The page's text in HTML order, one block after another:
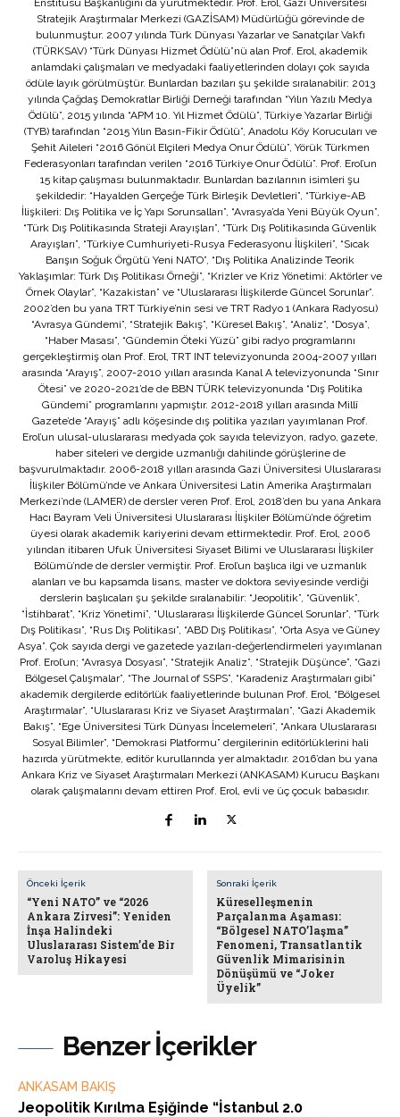
Benzer İçerikler
ANKASAM BAKIŞ
Jeopolitik Kırılma Eşiğinde “İstanbul 2.0
Stratejik Araştırmalar Merkezi (GAZİSAM) Müdürlüğü görevinde de
bulunmuştur. 2007 yılında Türk Dünyası Yazarlar ve Sanatçılar Vakfı
(TÜRKSAV) “Türk Dünyası Hizmet Ödülü”nü alan Prof. Erol, akademik
anlamdaki çalışmaları ve medyadaki faaliyetlerinden dolayı çok sayıda
ödüle layık görülmüştür. Bunlardan bazıları şu şekilde sıralanabilir: 2013
yılında Çağdaş Demokratlar Birliği Derneği tarafından “Yılın Yazılı Medya
Ödülü”, 2015 yılında “APM 10. Yıl Hizmet Ödülü”, Türkiye Yazarlar Birliği
(TYB) tarafından “2015 Yılın Basın-Fikir Ödülü”, Anadolu Köy Korucuları ve
Şehit Aileleri “2016 Gönül Elçileri Medya Onur Ödülü”, Yörük Türkmen
Federasyonları tarafından verilen “2016 Türkiye Onur Ödülü”. Prof. Erol’un
15 kitap çalışması bulunmaktadır. Bunlardan bazılarının isimleri şu
şekildedir: “Hayalden Gerçeğe Türk Birleşik Devletleri”, “Türkiye-AB
İlişkileri: Dış Politika ve İç Yapı Sorunsalları”, “Avrasya’da Yeni Büyük Oyun”,
“Türk Dış Politikasında Strateji Arayışları”, “Türk Dış Politikasında Güvenlik
Arayışları”, “Türkiye Cumhuriyeti-Rusya Federasyonu İlişkileri”, “Sıcak
Barışın Soğuk Örgütü Yeni NATO”, “Dış Politika Analizinde Teorik
Yaklaşımlar: Türk Dış Politikası Örneği”, “Krizler ve Kriz Yönetimi: Aktörler ve
Örnek Olaylar”, “Kazakistan” ve “Uluslararası İlişkilerde Güncel Sorunlar”.
2002’den bu yana TRT Türkiye’nin sesi ve TRT Radyo 1 (Ankara Radyosu)
“Avrasya Gündemi”, “Stratejik Bakış”, “Küresel Bakış”, “Analiz”, “Dosya”,
“Haber Masası”, “Gündemin Öteki Yüzü” gibi radyo programlarını
gerçekleştirmiş olan Prof. Erol, TRT INT televizyonunda 2004-2007 yılları
arasında “Arayış”, 2007-2010 yılları arasında Kanal A televizyonunda “Sınır
Ötesi” ve 2020-2021’de de BBN TÜRK televizyonunda “Dış Politika
Gündemi” programlarını yapmıştır. 2012-2018 yılları arasında Millî
Gazete’de “Arayış” adlı köşesinde dış politika yazıları yayımlanan Prof.
Erol’un ulusal-uluslararası medyada çok sayıda televizyon, radyo, gazete,
haber siteleri ve dergide uzmanlığı dahilinde görüşlerine de
başvurulmaktadır. 2006-2018 yılları arasında Gazi Üniversitesi Uluslararası
İlişkiler Bölümü’nde ve Ankara Üniversitesi Latin Amerika Araştırmaları
Merkezi’nde (LAMER) de dersler veren Prof. Erol, 2018’den bu yana Ankara
Hacı Bayram Veli Üniversitesi Uluslararası İlişkiler Bölümü’nde öğretim
üyesi olarak akademik kariyerini devam ettirmektedir. Prof. Erol, 2006
yılından itibaren Ufuk Üniversitesi Siyaset Bilimi ve Uluslararası İlişkiler
Bölümü’nde de dersler vermiştir. Prof. Erol’un başlıca ilgi ve uzmanlık
alanları ve bu kapsamda lisans, master ve doktora seviyesinde verdiği
derslerin başlıcaları şu şekilde sıralanabilir: “Jeopolitik”, “Güvenlik”,
“İstihbarat”, “Kriz Yönetimi”, “Uluslararası İlişkilerde Güncel Sorunlar”, “Türk
Dış Politikası”, “Rus Dış Politikası”, “ABD Dış Politikası”, “Orta Asya ve Güney
Asya”. Çok sayıda dergi ve gazetede yazıları-değerlendirmeleri yayımlanan
Prof. Erol’un; “Avrasya Dosyası”, “Stratejik Analiz”, “Stratejik Düşünce”, “Gazi
Bölgesel Çalışmalar”, “The Journal of SSPS”, “Karadeniz Araştırmaları gibi”
akademik dergilerde editörlük faaliyetlerinde bulunan Prof. Erol, “Bölgesel
Araştırmalar”, “Uluslararası Kriz ve Siyaset Araştırmaları”, “Gazi Akademik
Bakış”, “Ege Üniversitesi Türk Dünyası İncelemeleri”, “Ankara Uluslararası
Sosyal Bilimler”, “Demokrasi Platformu” dergilerinin editörlüklerini hali
hazırda yürütmekte, editör kurullarında yer almaktadır. 2016’dan bu yana
Ankara Kriz ve Siyaset Araştırmaları Merkezi (ANKASAM) Kurucu Başkanı
olarak çalışmalarını devam ettiren Prof. Erol, evli ve üç çocuk babasıdır.
Önceki İçerik
“Yeni NATO” ve “2026
Ankara Zirvesi”: Yeniden
İnşa Halindeki
Uluslararası Sistem’de Bir
Varoluş Hikayesi
Sonraki İçerik
Küreselleşmenin
Parçalanma Aşaması:
“Bölgesel NATO’laşma”
Fenomeni, Transatlantik
Güvenlik Mimarisinin
Dönüşümü ve “Joker
Üyelik”